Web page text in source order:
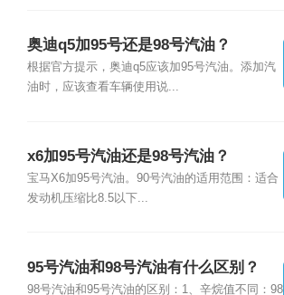
奥迪q5加95号还是98号汽油？
根据官方提示，奥迪q5应该加95号汽油。添加汽
油时，应该查看车辆使用说...
x6加95号汽油还是98号汽油？
宝马X6加95号汽油。90号汽油的适用范围：适合
发动机压缩比8.5以下...
95号汽油和98号汽油有什么区别？
98号汽油和95号汽油的区别：1、辛烷值不同：98